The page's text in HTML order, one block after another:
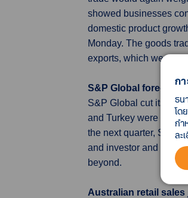
showed businesses
domestic product
Monday. The goods
exports, which were
S&P Global forecasts
S&P Global cut its
and Turkey were
the next quarter, S&P
and investor and
beyond.
Australian retail
ก
ธน
โด
กำ
ละ